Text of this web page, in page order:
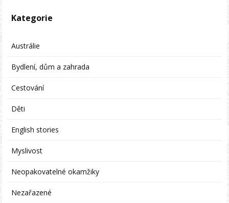
Kategorie
Austrálie
Bydlení, dům a zahrada
Cestování
Děti
English stories
Myslivost
Neopakovatelné okamžiky
Nezařazené